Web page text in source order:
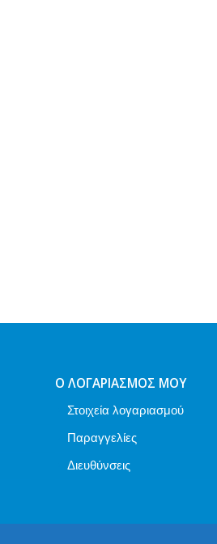
Ο ΛΟΓΑΡΙΑΣΜΌΣ ΜΟΥ
Στοιχεία λογαριασμού
Παραγγελίες
Διευθύνσεις